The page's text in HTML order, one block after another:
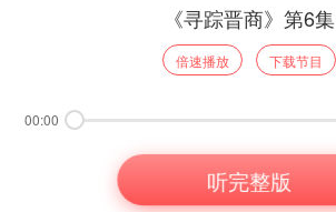
《寻踪晋商》第6集
倍速播放 下载节目
00:00
听完整版